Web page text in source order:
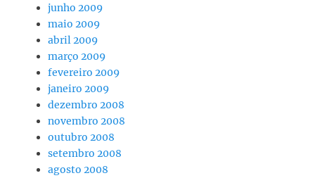
junho 2009
maio 2009
abril 2009
março 2009
fevereiro 2009
janeiro 2009
dezembro 2008
novembro 2008
outubro 2008
setembro 2008
agosto 2008